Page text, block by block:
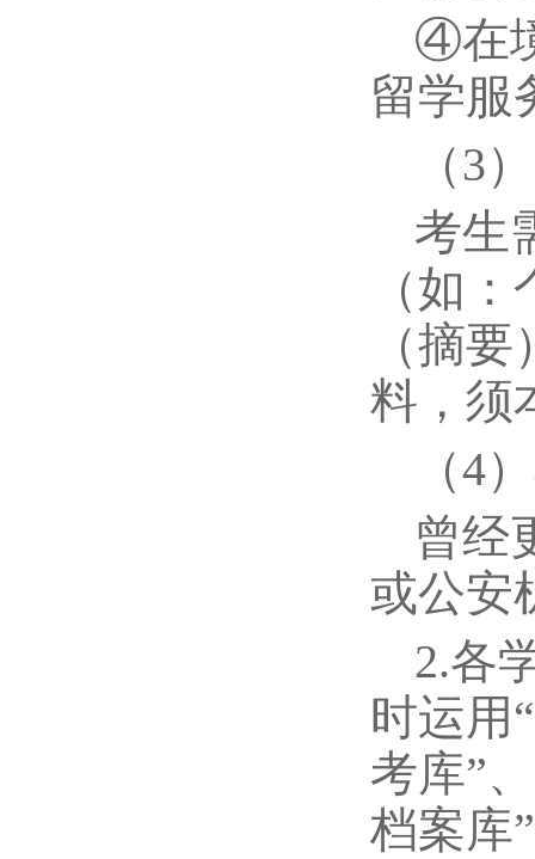
④在
留学服
（3
考生
（如
（摘
料，须
（4
曾经
或公安
2.各
时运用
考库”
档案库